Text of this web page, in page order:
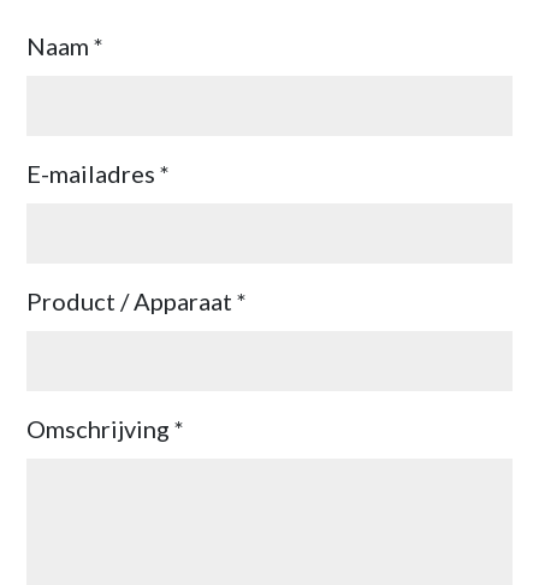
Naam *
E-mailadres *
Product / Apparaat *
Omschrijving *